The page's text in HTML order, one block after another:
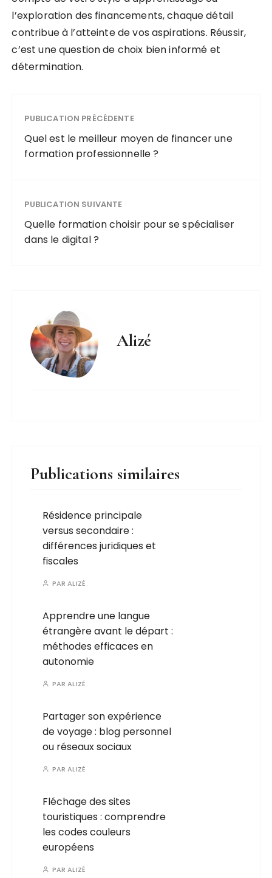
l’exploration des financements, chaque détail
contribue à l’atteinte de vos aspirations. Réussir,
c’est une question de choix bien informé et
détermination.
PUBLICATION PRÉCÉDENTE
Quel est le meilleur moyen de financer une
formation professionnelle ?
PUBLICATION SUIVANTE
Quelle formation choisir pour se spécialiser
dans le digital ?
Alizé
Publications similaires
Résidence principale
versus secondaire :
différences juridiques et
fiscales
PARALIZÉ
Apprendre une langue
étrangère avant le départ :
méthodes efficaces en
autonomie
PARALIZÉ
Partager son expérience
de voyage : blog personnel
ou réseaux sociaux
PARALIZÉ
Fléchage des sites
touristiques : comprendre
les codes couleurs
européens
PARALIZÉ